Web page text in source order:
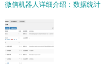
微信机器人详细介绍：数据统计